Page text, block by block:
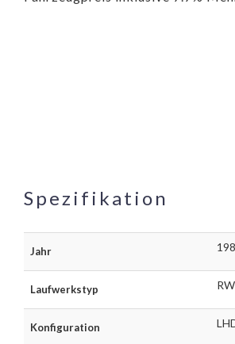
Spezifikation
Jahr
Laufwerkstyp
Konfiguration